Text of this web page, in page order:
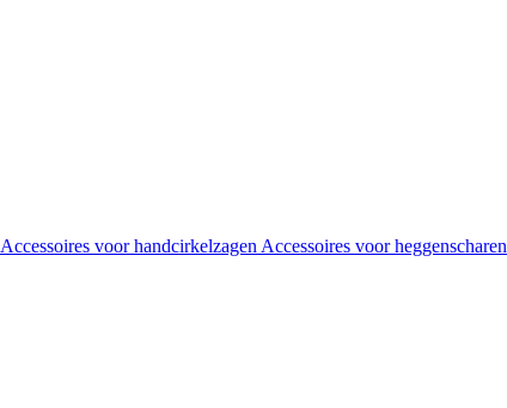
Accessoires voor handcirkelzagen Accessoires voor heggenscharen